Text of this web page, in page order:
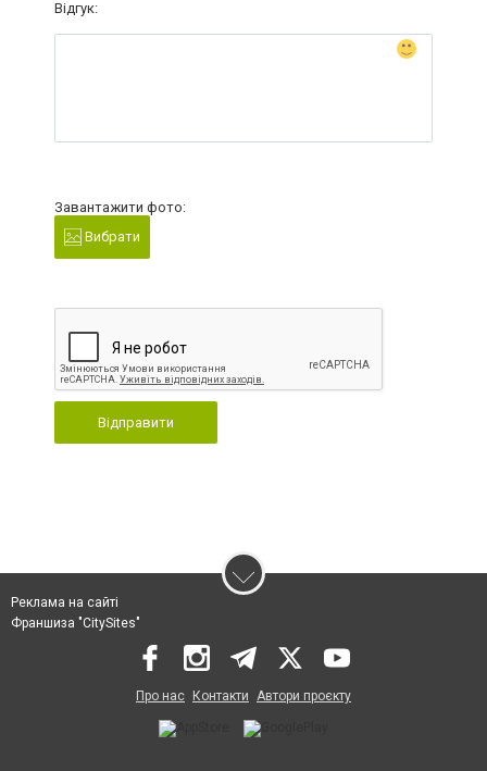
Відгук:
Завантажити фото:
Вибрати
Відправити
Реклама на сайті
Франшиза "CitySites"
Про нас Контакти Автори проєкту